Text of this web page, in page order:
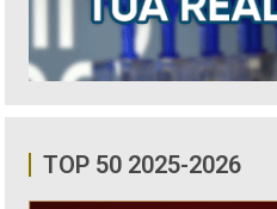
TOP 50 2025-2026